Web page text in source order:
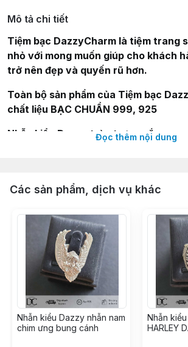
Mô tả chi tiết
Tiệm bạc DazzyCharm là tiệm trang
nhỏ với mong muốn giúp cho khách
trở nên đẹp và quyến rũ hơn.
Toàn bộ sản phẩm của Tiệm bạc
chất liệu BẠC CHUẨN 999, 925
Nhẫn kiểu Dazzy tròn trơn xoắn
-- Nhẫn kiểu Dazzy tròn trơn xoắn
-- Size nhẫn: 17mm
-- Chất liệu: Nhẫn được làm từ bạc
hợp hội bạc cao cấp
-- Thiết kế: Tỉ mỉ, cá tính và thời
Đọc thêm nội dung
Các sản phẩm, dịch vụ khác
Nhẫn kiểu Dazzy nhẫn nam
chim ưng bung cánh
Nhẫn
HARLEY